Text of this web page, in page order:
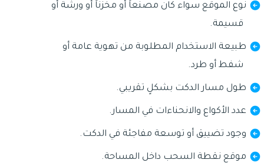
نوع الموقع سواء كان مصنعاً أو مخزناً أو ورشة أو
قسيمة.
طبيعة الاستخدام المطلوبة من تهوية عامة أو
شفط أو طرد.
طول مسار الدكت بشكلٍ تقريبي.
عدد الأكواع والانحناءات في المسار.
وجود تضييق أو توسعة مفاجئة في الدكت.
موقع نقطة السحب داخل المساحة.